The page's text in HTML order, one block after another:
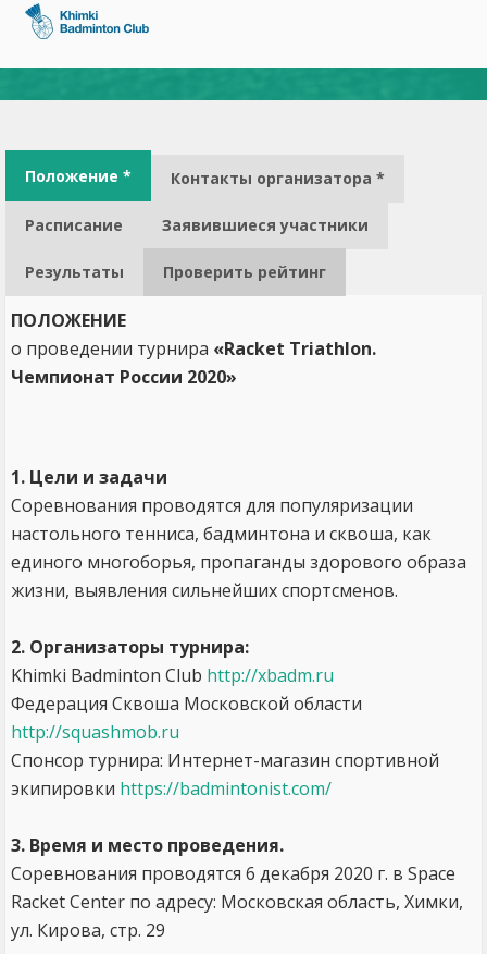
Положение * Контакты организатора *
Расписание Заявившиеся участники
Результаты Проверить рейтинг
ПОЛОЖЕНИЕ
о проведении турнира «Racket Triathlon.
Чемпионат России 2020»
1. Цели и задачи
Соревнования проводятся для популяризации
настольного тенниса, бадминтона и сквоша, как
единого многоборья, пропаганды здорового образа
жизни, выявления сильнейших спортсменов.
2. Организаторы турнира:
Khimki Badminton Club http://xbadm.ru
Федерация Сквоша Московской области
http://squashmob.ru
Спонсор турнира: Интернет-магазин спортивной
экипировки https://badmintonist.com/
3. Время и место проведения.
Соревнования проводятся 6 декабря 2020 г. в Space
Racket Center по адресу: Московская область, Химки,
ул. Кирова, стр. 29